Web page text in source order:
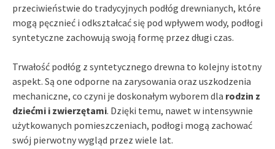
przeciwieństwie do tradycyjnych podłóg drewnianych, które
mogą pęcznieć i odkształcać się pod wpływem wody, podłogi
syntetyczne zachowują swoją formę przez długi czas.
Trwałość podłóg z syntetycznego drewna to kolejny istotny
aspekt. Są one odporne na zarysowania oraz uszkodzenia
mechaniczne, co czyni je doskonałym wyborem dla rodzin z
dziećmi i zwierzętami. Dzięki temu, nawet w intensywnie
użytkowanych pomieszczeniach, podłogi mogą zachować
swój pierwotny wygląd przez wiele lat.